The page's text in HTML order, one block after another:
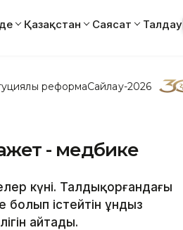
Қазақстан Саясат Талдау
реформаСайлау-2026
- медбике
күні. Талдықорғандағы
істейтін Құндыз
айтады.